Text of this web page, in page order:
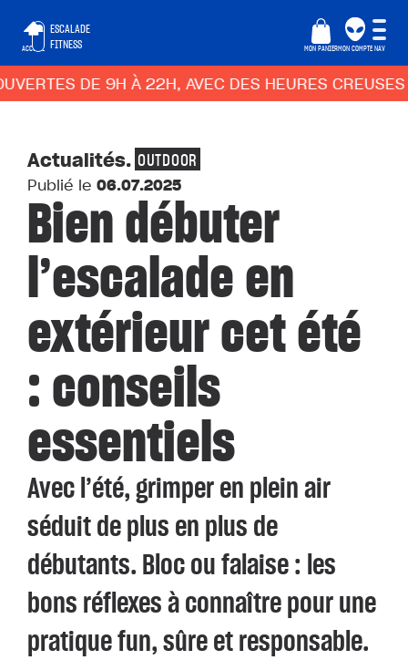
ACCUEIL
ESCALADE
FITNESS
MON PANIERMON COMPTE NAV
9H À 22H, AVEC DES HEURES CREUSES
Actualités. OUTDOOR
Publié le 06.07.2025
Bien débuter
l’escalade en
extérieur cet été
: conseils
essentiels
Avec l’été, grimper en plein air
séduit de plus en plus de
débutants. Bloc ou falaise : les
bons réflexes à connaître pour une
pratique fun, sûre et responsable.